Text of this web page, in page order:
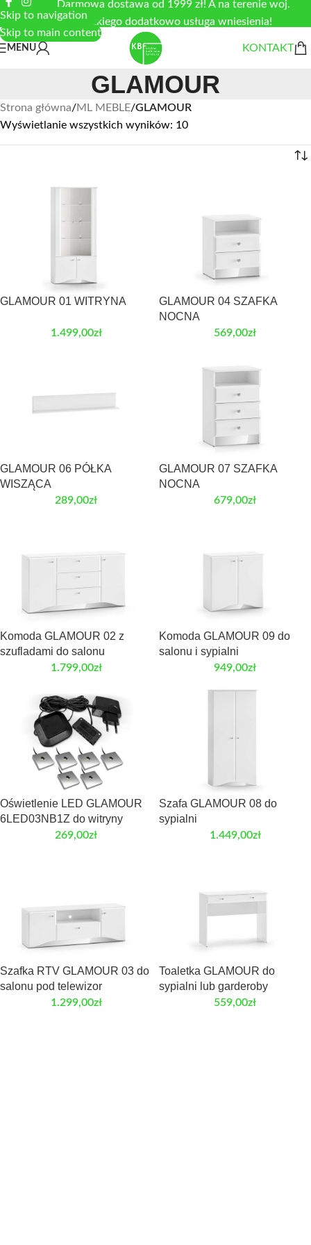
Skip to navigation
Skip to main content
Darmowa dostawa od 1999 zł! A na terenie woj.
łódzkiego dodatkowo usługa wniesienia!
MENU KONTAKT
GLAMOUR
Strona główna/ML MEBLE/GLAMOUR
Wyświetlanie wszystkich wyników: 10
GLAMOUR 01 WITRYNA
1.499,00zł
GLAMOUR 04 SZAFKA
NOCNA
569,00zł
GLAMOUR 06 PÓŁKA
WISZĄCA
289,00zł
GLAMOUR 07 SZAFKA
NOCNA
679,00zł
Komoda GLAMOUR 02 z
szufladami do salonu
1.799,00zł
Komoda GLAMOUR 09 do
salonu i sypialni
949,00zł
Oświetlenie LED GLAMOUR
6LED03NB1Z do witryny
269,00zł
Szafa GLAMOUR 08 do
sypialni
1.449,00zł
Szafka RTV GLAMOUR 03 do
salonu pod telewizor
1.299,00zł
Toaletka GLAMOUR do
sypialni lub garderoby
559,00zł